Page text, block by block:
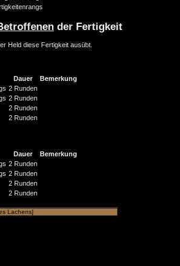
der Fertigkeit
Held diese Fertigkeit ausübt.
Dauer
Bemerkung
2 Runden
2 Runden
2 Runden
2 Runden
Dauer
Bemerkung
2 Runden
2 Runden
2 Runden
2 Runden